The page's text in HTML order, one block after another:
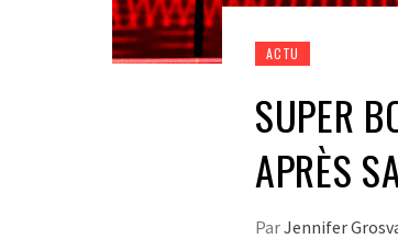
ACTU
SUPER
APRÈS
ParJennifer